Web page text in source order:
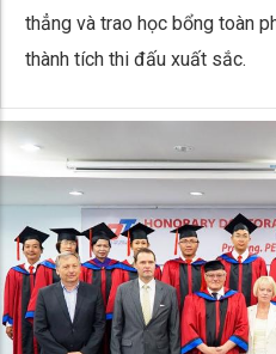
thẳng và trao học bổng toàn
thành tích thi đấu xuất sắc.